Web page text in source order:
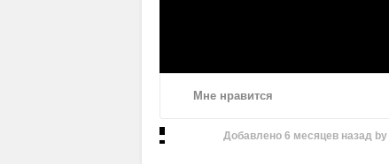
Мне нравится
Добавлено 6 месяцев назадby